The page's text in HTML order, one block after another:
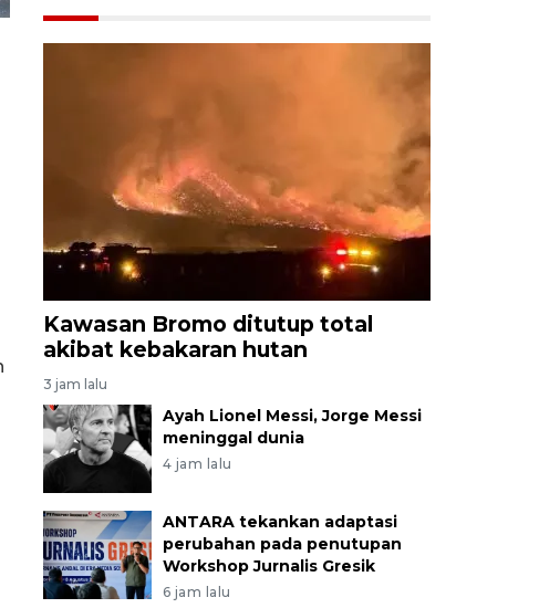
Kawasan Bromo ditutup total
akibat kebakaran hutan
3 jam lalu
Ayah Lionel Messi, Jorge Messi
meninggal dunia
4 jam lalu
ANTARA tekankan adaptasi
perubahan pada penutupan
Workshop Jurnalis Gresik
6 jam lalu